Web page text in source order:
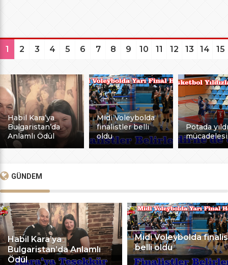
1 2 3 4 5 6 7 8 9 10 11 12 13 14 15
Habil Kara’ya
Bulgaristan’da
Anlamlı Ödül
Midi Voleybolda
finalistler belli
oldu
Potada
mücadelesi
GÜNDEM
Habil Kara’ya
Bulgaristan’da Anlamlı
Ödül
Midi Voleybolda
belli oldu